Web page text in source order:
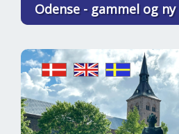
Odense - gammel og ny